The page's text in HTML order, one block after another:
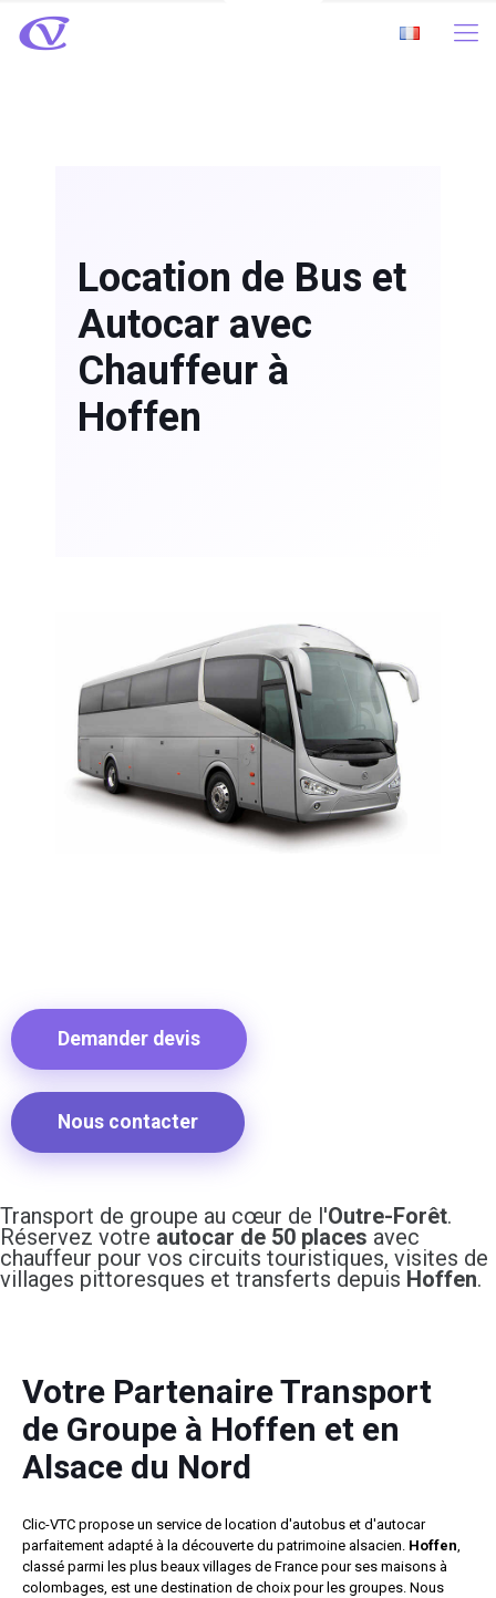
Location de Bus et
Autocar avec
Chauffeur à
Hoffen
Demander devis
Nous contacter
Transport de groupe au cœur de l'Outre-Forêt.
Réservez votre autocar de 50 places avec
chauffeur pour vos circuits touristiques, visites de
villages pittoresques et transferts depuis Hoffen.
Votre Partenaire Transport
de Groupe à Hoffen et en
Alsace du Nord
Clic-VTC propose un service de location d'autobus et d'autocar
parfaitement adapté à la découverte du patrimoine alsacien. Hoffen
classé parmi les plus beaux villages de France pour ses maisons à
colombages, est une destination de choix pour les groupes. Nous